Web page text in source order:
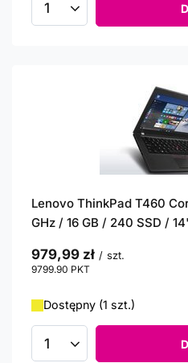
Ilość produktów
Lenovo ThinkPad T460
GHz / 16 GB / 240 SSD /
979,99 zł / szt.
9799.90 PKT
Dostępny (1 szt.)
Ilość produktów